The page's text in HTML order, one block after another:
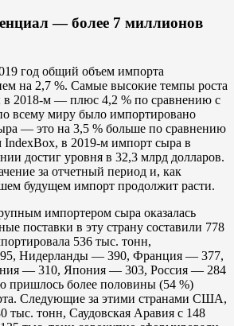
— более 7 миллионов
год общий объем импорта
на 2,7 %. Самые высокие темпы роста
в 2018-м — плюс 4,2 % по сравнению с
всему миру было импортировано
— это на 3,5 % больше по сравнению
в 2019-м импорт сыра в
достиг уровня в 32,3 млрд долларов.
за отчетный период и, как
будущем импорт продолжит расти.
импортером сыра оказалась
поставки в эту страну составили 778
536 тыс. тонн,
Нидерланды — 390, Франция — 377,
— 310, Япония — 303, Россия — 284
пришлось более половины (54 %)
Следующие за этими странами США,
тыс. тонн, Саудовская Аравия с 148